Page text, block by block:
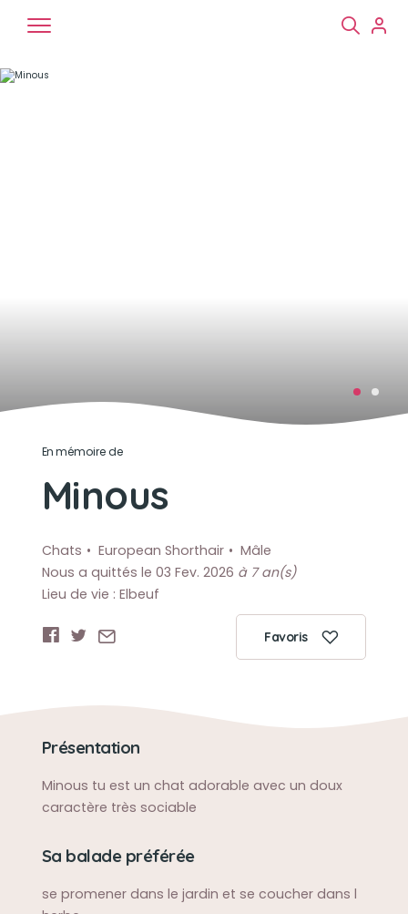
En mémoire de
Minous
Chats European Shorthair
Mâle
Nous a quittés le 03 Fev. 2026 à 7 an(s)
Lieu de vie : Elbeuf
Favoris
Présentation
Minous tu est un chat adorable avec un doux
caractère très sociable
Sa balade préférée
se promener dans le jardin et se coucher dans l